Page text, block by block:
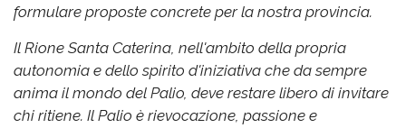
formulare proposte concrete per la nostra provincia.
Il Rione Santa Caterina, nell'ambito della propria
autonomia e dello spirito d'iniziativa che da sempre
anima il mondo del Palio, deve restare libero di invitare
chi ritiene. Il Palio è rievocazione, passione e